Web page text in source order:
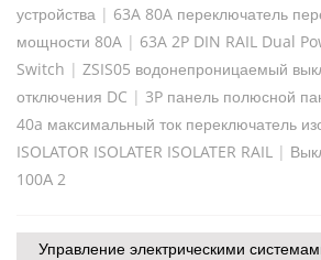
устройства | 63A 80A переключатель
мощности 80A | 63A 2P DIN RAIL Dual
Switch | ZSIS05 водонепроницаемый
отключения DC | 3P панель полюсной
40a максимальный ток переключатель
ISOLATOR ISOLATER ISOLATER RAIL |
100А 2
Управление электрическими